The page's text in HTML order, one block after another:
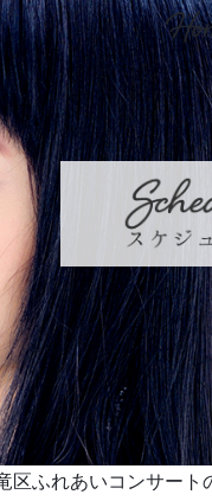
区ふれあいコンサート